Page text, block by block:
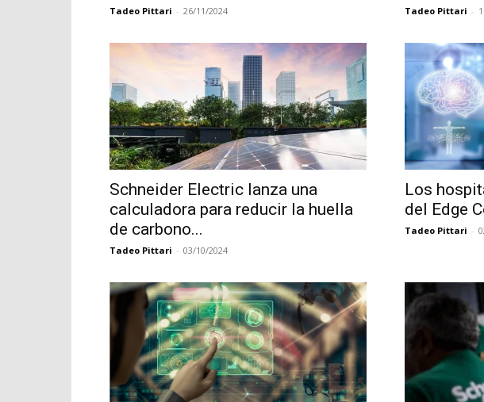
Tadeo Pittari - 26/11/2024 Tadeo Pittari -
Schneider Electric lanza una
calculadora para reducir la huella
de carbono...
Tadeo Pittari - 03/10/2024
Los
del Edge
Tadeo Pittari -